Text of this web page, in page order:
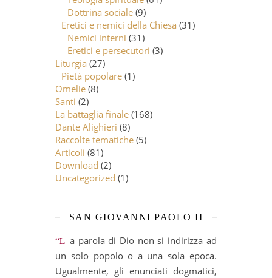
Dottrina sociale (9)
Eretici e nemici della Chiesa (31)
Nemici interni (31)
Eretici e persecutori (3)
Liturgia (27)
Pietà popolare (1)
Omelie (8)
Santi (2)
La battaglia finale (168)
Dante Alighieri (8)
Raccolte tematiche (5)
Articoli (81)
Download (2)
Uncategorized (1)
SAN GIOVANNI PAOLO II
“La parola di Dio non si indirizza ad
un solo popolo o a una sola epoca.
Ugualmente, gli enunciati dogmatici,